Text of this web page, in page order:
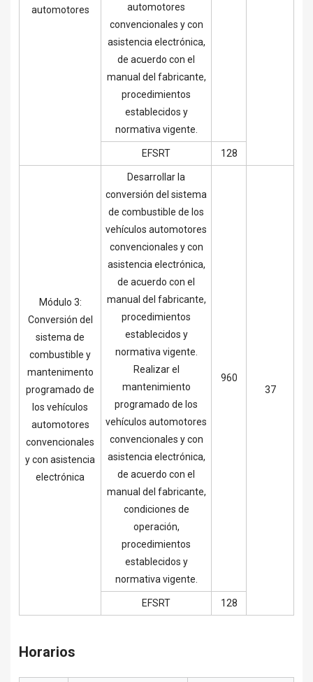
automotores
automotores
convencionales y con
asistencia electrónica,
de acuerdo con el
manual del fabricante,
procedimientos
establecidos y
normativa vigente.
EFSRT 128
Módulo 3:
Conversión del
sistema de
combustible y
mantenimento
programado de
los vehículos
automotores
convencionales
y con asistencia
electrónica
Desarrollar la
conversión del sistema
de combustible de los
vehículos automotores
convencionales y con
asistencia electrónica,
de acuerdo con el
manual del fabricante,
procedimientos
establecidos y
normativa vigente.
Realizar el
mantenimiento
programado de los
vehículos automotores
convencionales y con
asistencia electrónica,
de acuerdo con el
manual del fabricante,
condiciones de
operación,
procedimientos
establecidos y
normativa vigente.
960
37
EFSRT 128
Horarios